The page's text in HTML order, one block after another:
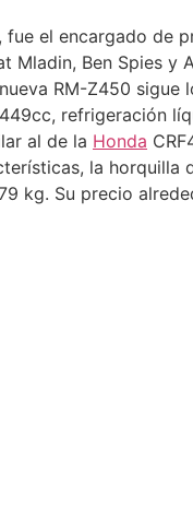
fue el encargado de
Mladin, Ben Spies
RM-Z450 sigue
refrigeración
al de la Honda
la
kg. Su precio